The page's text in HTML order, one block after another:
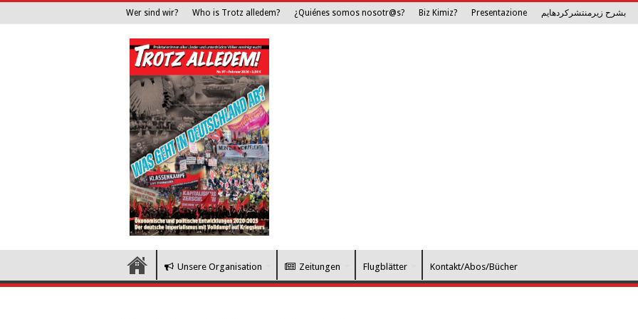
Wer sind wir? Who is Trotz alledem? ¿Quiénes somos nosotr@s? Biz Kimiz? Presentazione بشرح زیرمنتشرکرده­ایم
Unsere Organisation Zeitungen Flugblätter Kontakt/Abos/Bücher